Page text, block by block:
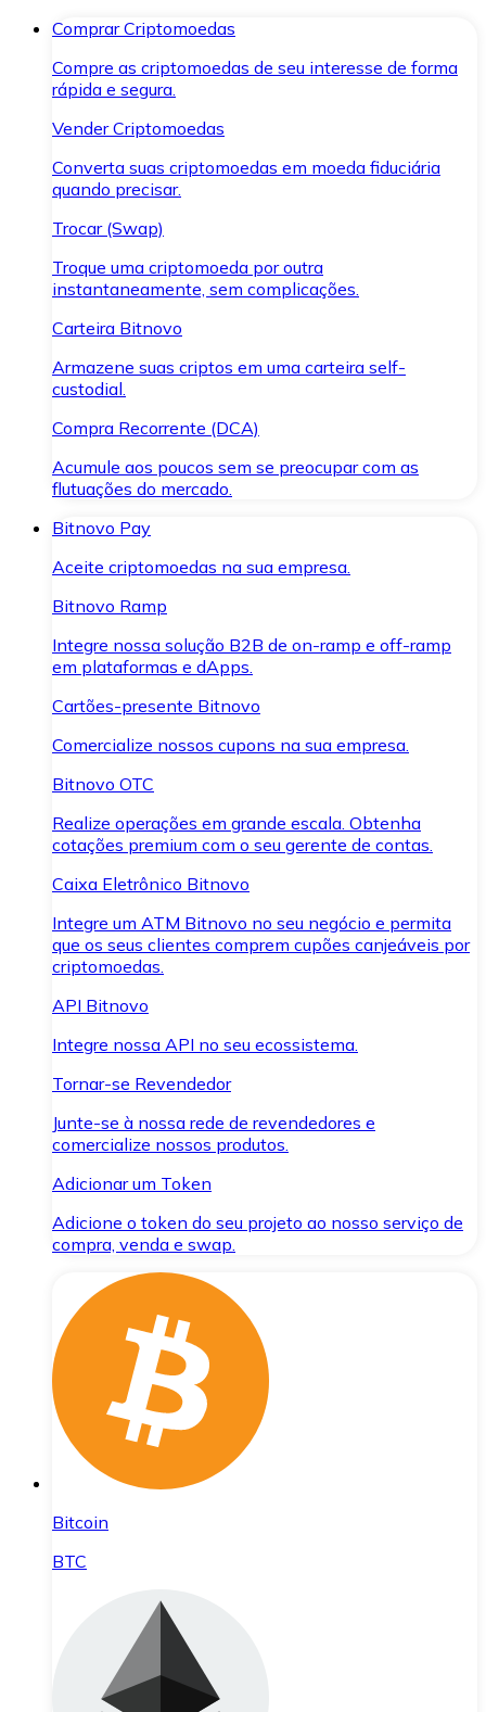
Comprar Criptomoedas
Compre as criptomoedas de seu interesse de forma
rápida e segura.
Vender Criptomoedas
Converta suas criptomoedas em moeda fiduciária
quando precisar.
Trocar (Swap)
Troque uma criptomoeda por outra
instantaneamente, sem complicações.
Carteira Bitnovo
Armazene suas criptos em uma carteira self-
custodial.
Compra Recorrente (DCA)
Acumule aos poucos sem se preocupar com as
flutuações do mercado.
Bitnovo Pay
Aceite criptomoedas na sua empresa.
Bitnovo Ramp
Integre nossa solução B2B de on-ramp e off-ramp
em plataformas e dApps.
Cartões-presente Bitnovo
Comercialize nossos cupons na sua empresa.
Bitnovo OTC
Realize operações em grande escala. Obtenha
cotações premium com o seu gerente de contas.
Caixa Eletrônico Bitnovo
Integre um ATM Bitnovo no seu negócio e permita
que os seus clientes comprem cupões canjeáveis por
criptomoedas.
API Bitnovo
Integre nossa API no seu ecossistema.
Tornar-se Revendedor
Junte-se à nossa rede de revendedores e
comercialize nossos produtos.
Adicionar um Token
Adicione o token do seu projeto ao nosso serviço de
compra, venda e swap.
Bitcoin
BTC